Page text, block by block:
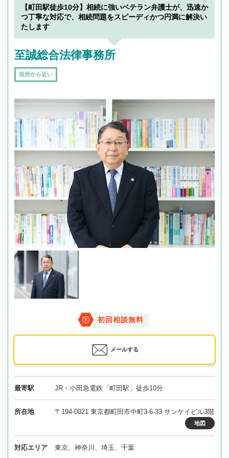
【町田駅徒歩10分】相続に強いベテラン弁護士が、迅速か
つ丁寧な対応で、相続問題をスピーディかつ円満に解決い
たします
至誠総合法律事務所
役所から近い
初回相談無料
メールする
最寄駅 JR・小田急電鉄「町田駅」徒歩10分
所在地 〒194-0021 東京都町田市中町3-6-33 サンケイビル3階
地図
対応エリア 東京、神奈川、埼玉、千葉